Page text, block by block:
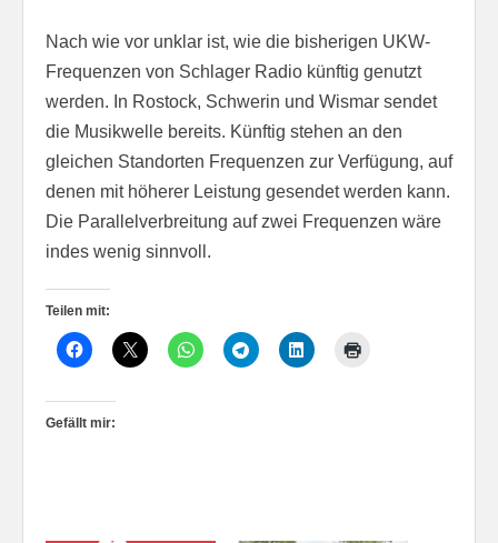
Nach wie vor unklar ist, wie die bisherigen UKW-
Frequenzen von Schlager Radio künftig genutzt
werden. In Rostock, Schwerin und Wismar sendet
die Musikwelle bereits. Künftig stehen an den
gleichen Standorten Frequenzen zur Verfügung, auf
denen mit höherer Leistung gesendet werden kann.
Die Parallelverbreitung auf zwei Frequenzen wäre
indes wenig sinnvoll.
Teilen mit:
Gefällt mir: